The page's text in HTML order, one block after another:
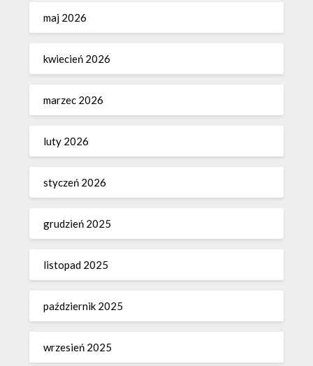
maj 2026
kwiecień 2026
marzec 2026
luty 2026
styczeń 2026
grudzień 2025
listopad 2025
październik 2025
wrzesień 2025